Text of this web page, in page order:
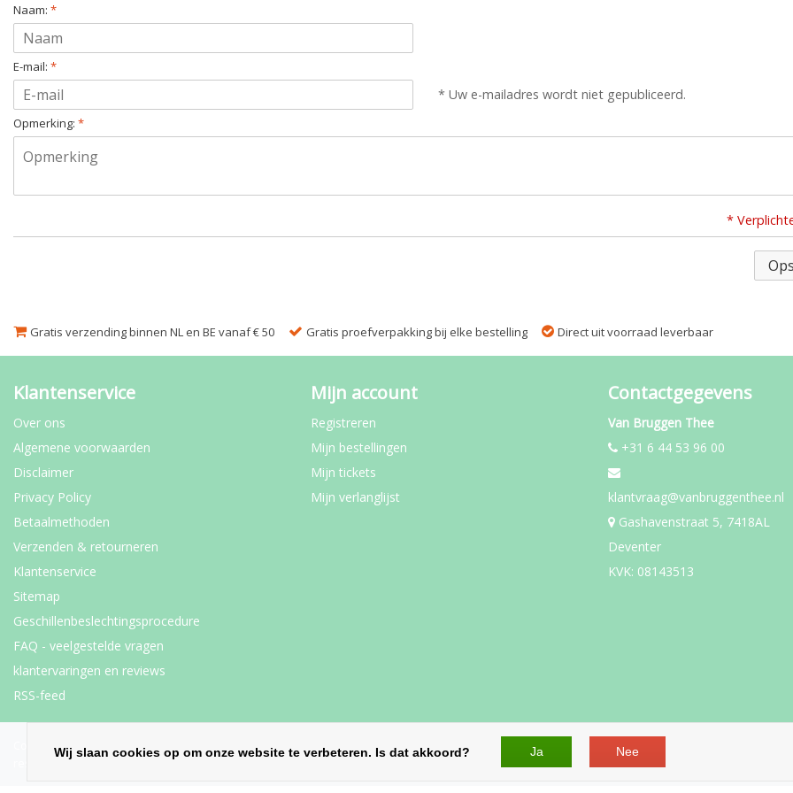
Naam: *
E-mail: *
* Uw e-mailadres wordt niet gepubliceerd.
Opmerking: *
*
Gratis verzending binnen NL en BE vanaf € 50 Gratis proefverpakking bij elke bestelling Direct uit voorraad leverbaar
Klantenservice
Over ons
Algemene voorwaarden
Disclaimer
Privacy Policy
Betaalmethoden
Verzenden & retourneren
Klantenservice
Sitemap
Geschillenbeslechtingsprocedure
FAQ - veelgestelde vragen
klantervaringen en reviews
RSS-feed
Mijn account
Registreren
Mijn bestellingen
Mijn tickets
Mijn verlanglijst
Contactgegevens
Van Bruggen Thee
+31 6 44 53 96 00
klantvraag@vanbruggenthee.nl
Gashavenstraat 5, 7418AL
Deventer
KVK: 08143513
Copyright © 2026 - Van Bruggen Thee | De specialist in losse thee | Cadeaus en theepakketten - All rights
reserved - Theme by
InStijl Media
Wij slaan cookies op om onze website te verbeteren. Is dat akkoord? Ja Nee